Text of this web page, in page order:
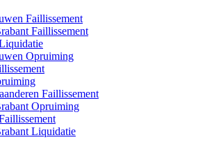
Faillissement
Faillissement
Opruiming
Faillissement
Opruiming
Liquidatie